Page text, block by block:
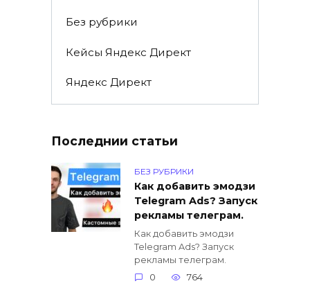
Без рубрики
Кейсы Яндекс Директ
Яндекс Директ
Последнии статьи
БЕЗ РУБРИКИ
Как добавить эмодзи
Telegram Ads? Запуск
рекламы телеграм.
Как добавить эмодзи
Telegram Ads? Запуск
рекламы телеграм.
0
764